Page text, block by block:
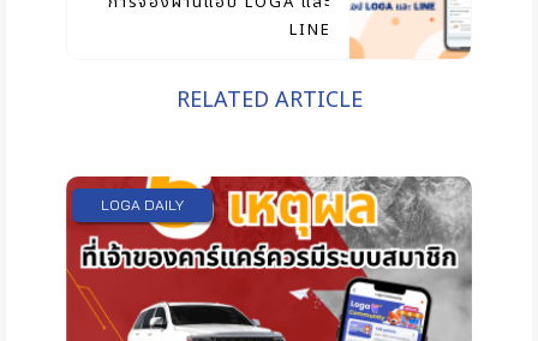
LINE
RELATED ARTICLE
LOGA DAILY